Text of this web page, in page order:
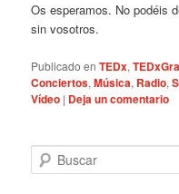
Os esperamos. No podéis
sin vosotros.
Publicado en TEDx,
Conciertos,Música, Radio,
Vídeo | Deja un comentario
u